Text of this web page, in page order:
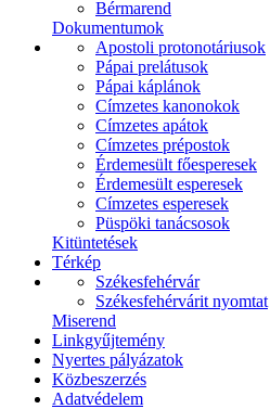
Bérmarend
Dokumentumok
Apostoli protonotáriusok
Pápai prelátusok
Pápai káplánok
Címzetes kanonokok
Címzetes apátok
Címzetes prépostok
Érdemesült főesperesek
Érdemesült esperesek
Címzetes esperesek
Püspöki tanácsosok
Kitüntetések
Térkép
Székesfehérvár
Székesfehérvárit nyomtat
Miserend
Linkgyűjtemény
Nyertes pályázatok
Közbeszerzés
Adatvédelem